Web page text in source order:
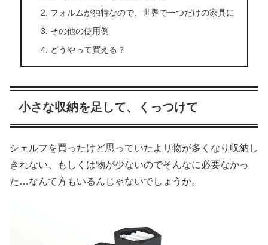
フォルムが独特なので、世界で一つだけの家具に
その他の使用例
どうやって買える？
小さな収納を足して、くっつけて
シェルフを買ったけど思っていたより物が多くなり収納し
きれない、もしくは物が少ないのでそんなに必要なかっ
た…なんて方もいるんじゃないでしょうか。